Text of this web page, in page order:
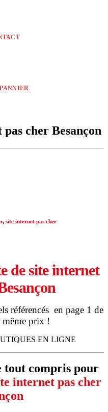
PANNIER
cher Besançon
, site internet pas cher
de site internet
référencés en page 1 de
prix !
EN LIGNE
tout compris pour
internet pas cher